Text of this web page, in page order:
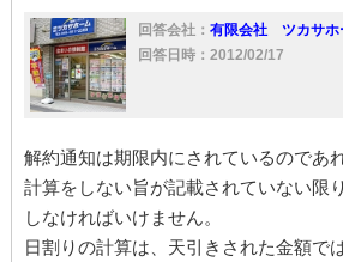
回答会社： 有限会社 ツカサホ
回答日時：2012/02/17
解約通知は期限内にされているのであ
計算をしない旨が記載されていない限
しなければいけません。
日割りの計算は、天引きされた金額で